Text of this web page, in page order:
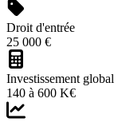
Droit d'entrée
25 000 €
Investissement global
140 à 600 K€